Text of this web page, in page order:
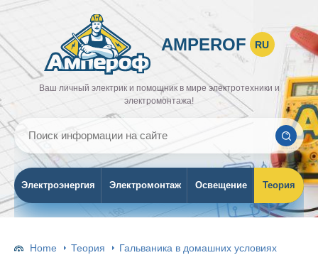
AMPEROF RU
Ваш личный электрик и помощник в мире электротехники и
электромонтажа!
Электроэнергия Электромонтаж Освещение Теория
Home Теория Гальваника в домашних условиях